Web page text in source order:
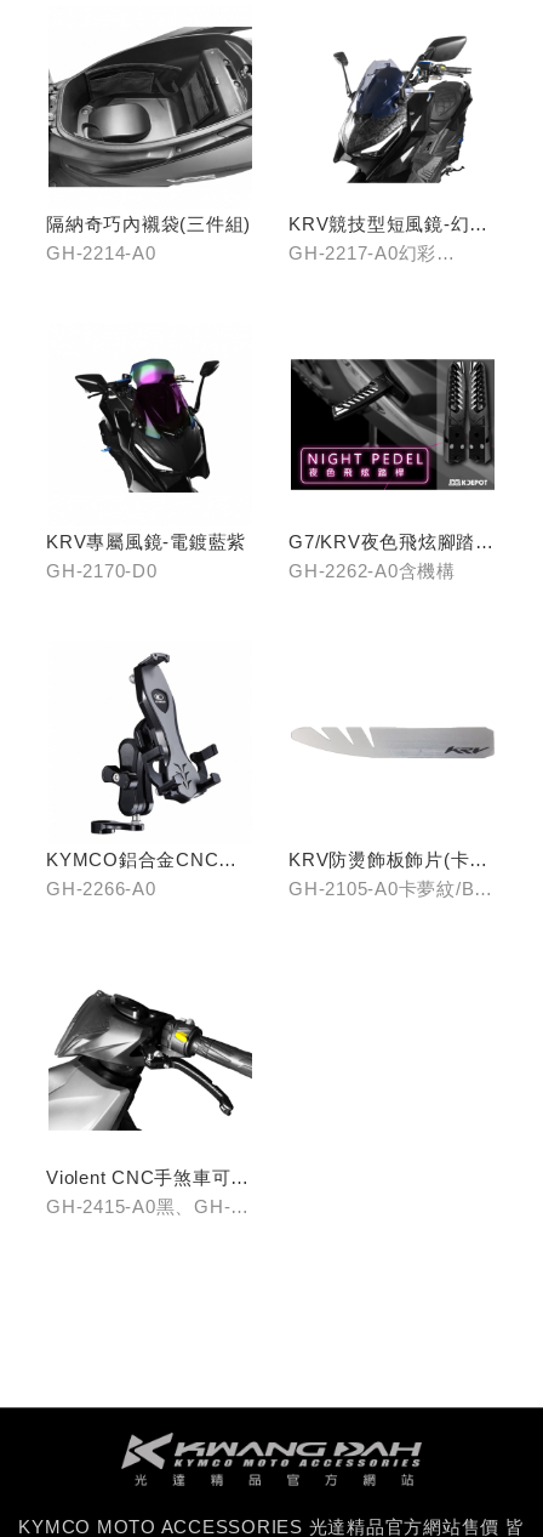
隔納奇巧內襯袋(三件組)
GH-2214-A0
KRV競技型短風鏡-幻彩
藍/燻黑
GH-2217-A0幻彩
KRV專屬風鏡-電鍍藍紫
GH-2170-D0
G7/KRV夜色飛炫腳踏
(含機構LHJ8)
GH-2262-A0含機構
KYMCO鋁合金CNC減
震手機架
GH-2266-A0
KRV防燙飾板飾片(卡夢
紋/金屬髮絲)
GH-2105-A0卡夢紋/B0
Violent CNC手煞車可調
拉桿(黑/銀/鈦)
GH-2415-A0黑、GH-
KYMCO MOTO ACCESSORIES 光達精品官方網站售價 皆